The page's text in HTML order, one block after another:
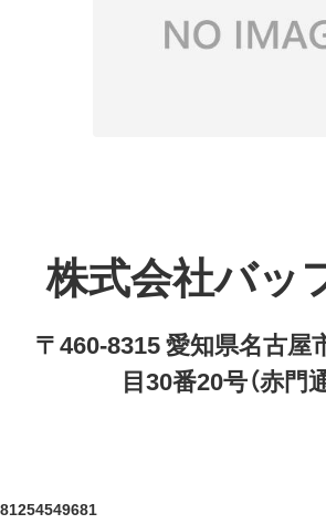
株式会社バッ
〒460-8315 愛知県名古屋
目30番20号（赤門